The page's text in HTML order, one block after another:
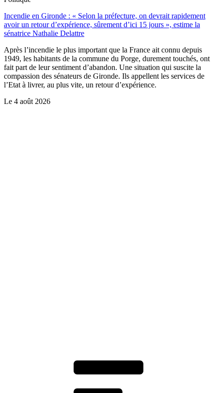
Incendie en Gironde : « Selon la préfecture, on devrait rapidement
avoir un retour d’expérience, sûrement d’ici 15 jours », estime la
sénatrice Nathalie Delattre
Après l’incendie le plus important que la France ait connu depuis
1949, les habitants de la commune du Porge, durement touchés, ont
fait part de leur sentiment d’abandon. Une situation qui suscite la
compassion des sénateurs de Gironde. Ils appellent les services de
l’Etat à livrer, au plus vite, un retour d’expérience.
Le 4 août 2026